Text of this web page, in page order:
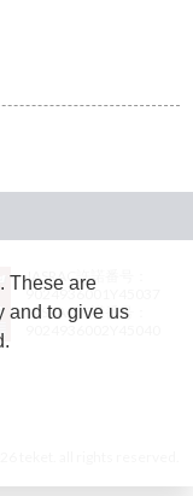
JASRAC許諾番号：
9024936001Y45037
JASRAC許諾番号：
These are
and to give us